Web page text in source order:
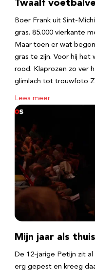
Twaalf
Boer Frank uit Sint-
gras. 85.000 vierkante
Maar toen er wat
gras te zijn. Voor hij het
rood. Klaprozen zo ver
glimlach tot trouwfoto
Lees meer
Mijn jaar als
De 12-jarige Petijn zit al
erg gepest en kreeg